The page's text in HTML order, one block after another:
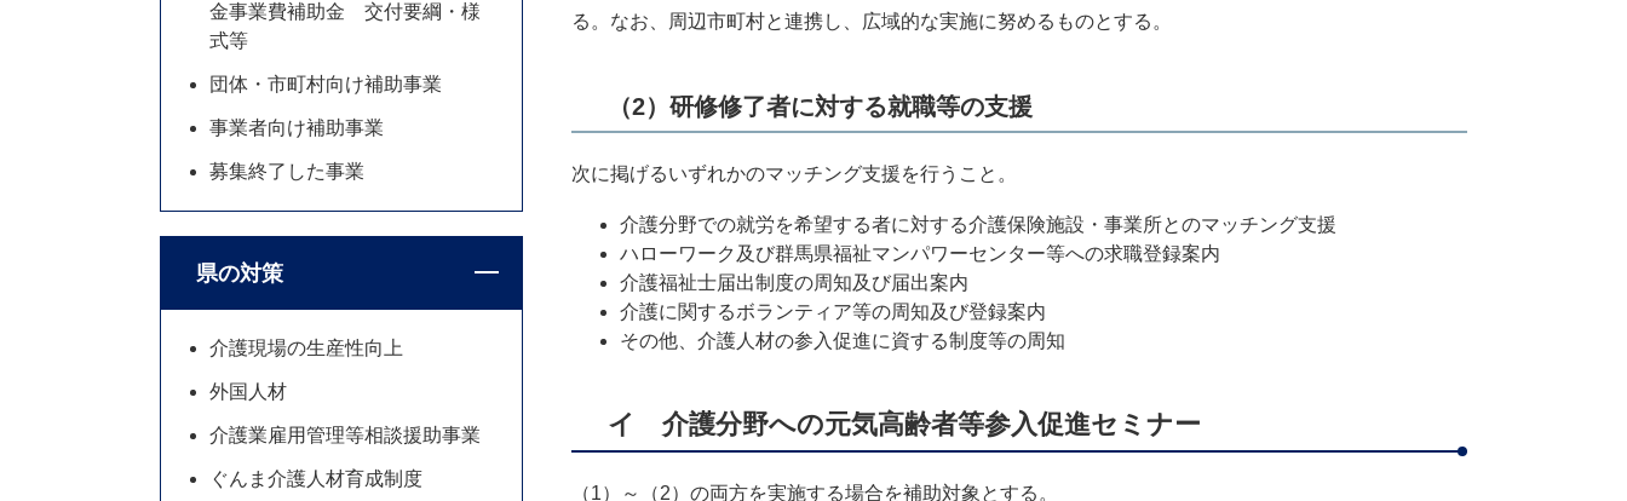
る。なお、周辺市町村と連携し、広域的な実施に努めるものとする。
（2）研修修了者に対する就職等の支援
次に掲げるいずれかのマッチング支援を行うこと。
介護分野での就労を希望する者に対する介護保険施設・事業所とのマッチング支援
ハローワーク及び群馬県福祉マンパワーセンター等への求職登録案内
介護福祉士届出制度の周知及び届出案内
介護に関するボランティア等の周知及び登録案内
その他、介護人材の参入促進に資する制度等の周知
イ 介護分野への元気高齢者等参入促進セミナー
（1）～（2）の両方を実施する場合を補助対象とする。
金事業費補助金 交付要綱・様
式等
団体・市町村向け補助事業
事業者向け補助事業
募集終了した事業
県の対策
介護現場の生産性向上
外国人材
介護業雇用管理等相談援助事業
ぐんま介護人材育成制度